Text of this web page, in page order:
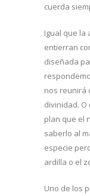
cuerda
Igual que la
entierran
diseñada
nos reunirá
divinidad.
plan que el
saberlo al
especie
ardilla o el
Uno de los